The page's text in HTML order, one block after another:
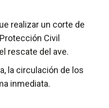
realizar un corte de
Civil
rescate del ave.
la circulación de los
inmediata.